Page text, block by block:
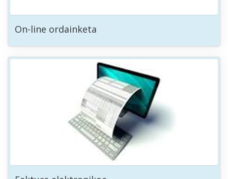
On-line ordainketa